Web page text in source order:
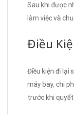
Sau khi được
làm việc và
Điều
Điều kiện đi lại
máy bay, chi
trước khi quyết